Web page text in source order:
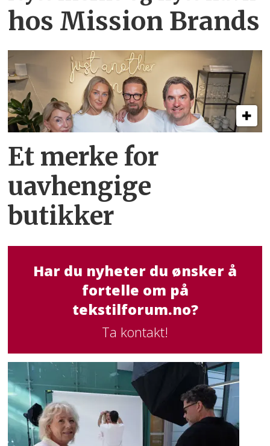
hos Mission Brands
Et merke for
uavhengige
butikker
Har du nyheter du ønsker å
fortelle om på
tekstilforum.no?
Ta kontakt!